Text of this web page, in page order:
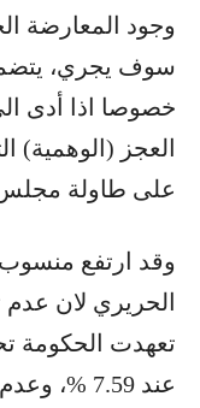
وجود المعارضة
سوف يجري،
خصوصا اذا أدى
العجز (الوهمية)
على طاولة مجلس
وقد ارتفع
الحريري لان
عند 7.59